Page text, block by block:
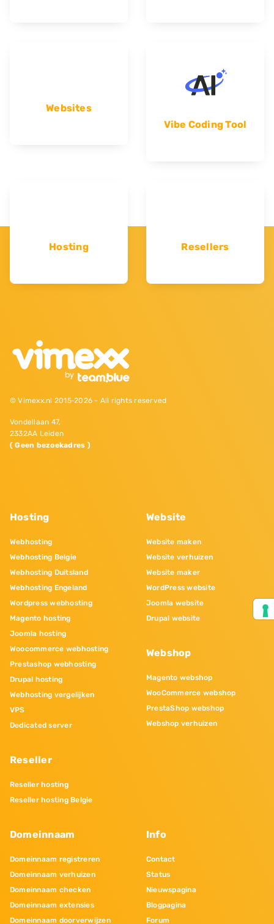
Websites
Vibe Coding Tool
Hosting Resellers
© Vimexx.nl 2015‐2026 - All rights reserved
Vondellaan 47,
2332AA Leiden
( Geen bezoekadres )
Hosting
Webhosting
Webhosting Belgie
Webhosting Duitsland
Webhosting Engeland
Wordpress webhosting
Magento hosting
Joomla hosting
Woocommerce webhosting
Prestashop webhosting
Drupal hosting
Webhosting vergelijken
VPS
Dedicated server
Reseller
Reseller hosting
Reseller hosting Belgie
Website
Website maken
Website verhuizen
Website maker
WordPress website
Joomla website
Drupal website
Webshop
Magento webshop
WooCommerce webshop
PrestaShop webshop
Webshop verhuizen
Domeinnaam
Domeinnaam registreren
Domeinnaam verhuizen
Domeinnaam checken
Domeinnaam extensies
Domeinnaam doorverwijzen
Info
Contact
Status
Nieuwspagina
Blogpagina
Forum